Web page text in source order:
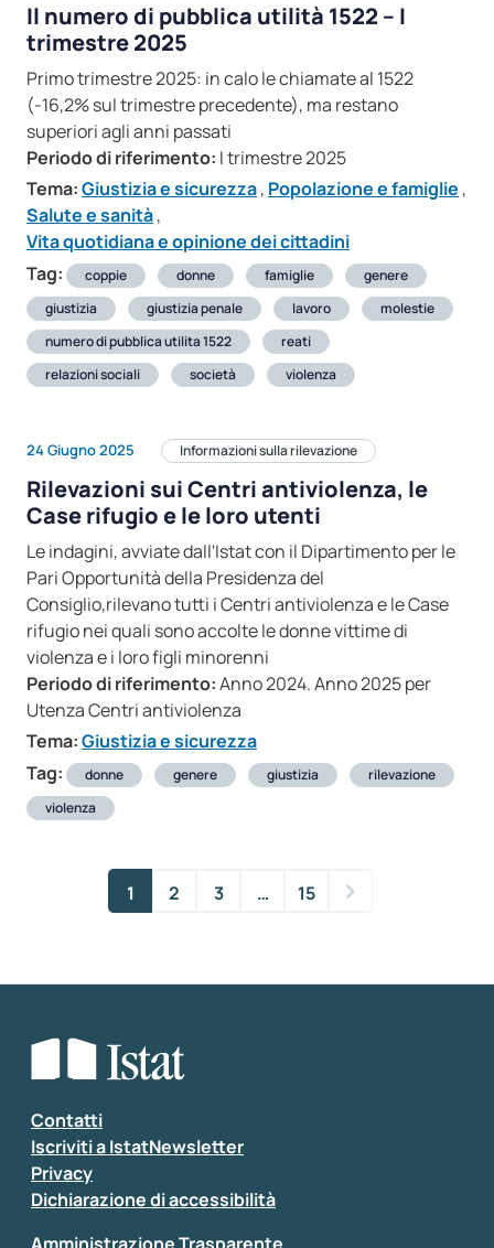
Il numero di pubblica utilità 1522 – I
trimestre 2025
Primo trimestre 2025: in calo le chiamate al 1522
(-16,2% sul trimestre precedente), ma restano
superiori agli anni passati
Periodo di riferimento: I trimestre 2025
Tema:Giustizia e sicurezza, Popolazione e famiglie ,
Salute e sanità,
Vita quotidiana e opinione dei cittadini
Tag:
coppie donne famiglie
genere
giustizia
giustizia penale lavoro
molestie
numero di pubblica utilita 1522
reati
relazioni sociali
società violenza
24 Giugno 2025 Informazioni sulla rilevazione
Rilevazioni sui Centri antiviolenza, le
Case rifugio e le loro utenti
Le indagini, avviate dall'Istat con il Dipartimento per le
Pari Opportunità della Presidenza del
Consiglio,rilevano tutti i Centri antiviolenza e le Case
rifugio nei quali sono accolte le donne vittime di
violenza e i loro figli minorenni
Periodo di riferimento:Anno 2024. Anno 2025 per
Utenza Centri antiviolenza
Tema:Giustizia e sicurezza
Tag:
donne genere giustizia
rilevazione
violenza
1 2 3 … 15
Contatti
Iscriviti a IstatNewsletter
Privacy
Dichiarazione di accessibilità